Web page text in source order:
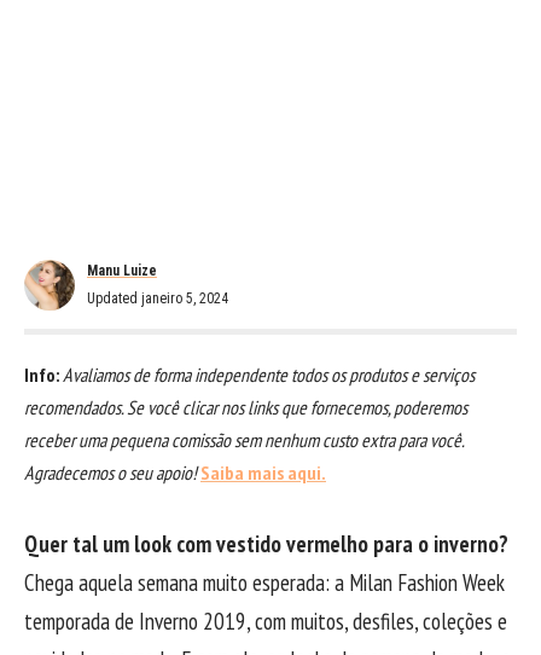
Manu Luize
Updated janeiro 5, 2024
Info:Avaliamos de forma independente todos os produtos e serviços
recomendados. Se você clicar nos links que fornecemos, poderemos
receber uma pequena comissão sem nenhum custo extra para você.
Agradecemos o seu apoio!Saiba mais aqui.
Quer tal um look com vestido vermelho para o inverno?
Chega aquela semana muito esperada: a Milan Fashion Week
temporada de Inverno 2019, com muitos, desfiles, coleções e